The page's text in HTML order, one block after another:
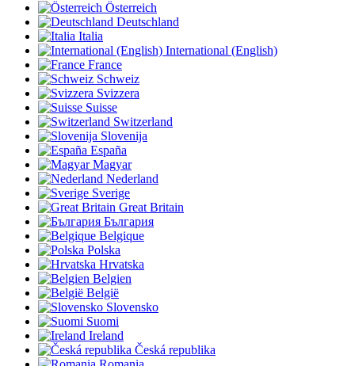
Österreich
Deutschland
Italia
International (English)
France
Schweiz
Svizzera
Suisse
Switzerland
Slovenija
España
Magyar
Nederland
Sverige
Great Britain
България
Belgique
Polska
Hrvatska
Belgien
België
Slovensko
Suomi
Ireland
Česká republika